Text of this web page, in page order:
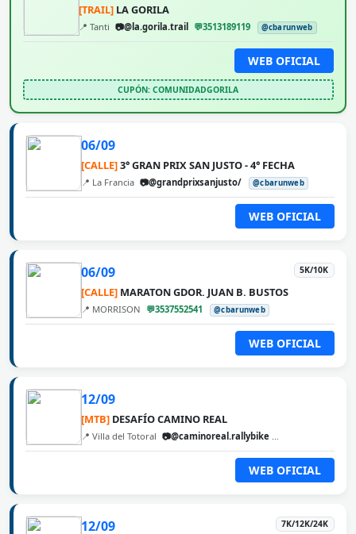
[TRAIL]LA GORILA
📍 Tanti 📷@la.gorila.trail 💬3513189119 @cbarunweb
WEB OFICIAL
CUPÓN: COMUNIDADGORILA
06/09
[CALLE]3° GRAN PRIX SAN JUSTO - 4° FECHA
📍 La Francia 📷@grandprixsanjusto/ @cbarunweb
WEB OFICIAL
06/09 5K/10K
[CALLE] MARATON GDOR. JUAN B. BUSTOS
📍 MORRISON 💬3537552541 @cbarunweb
WEB OFICIAL
12/09
[MTB] DESAFÍO CAMINO REAL
📍 Villa del Totoral 📷@caminoreal.rallybike
WEB OFICIAL
12/09 7K/12K/24K